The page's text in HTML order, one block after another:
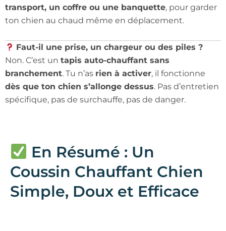
transport, un coffre ou une banquette, pour garder
ton chien au chaud même en déplacement.
Faut-il une prise, un chargeur ou des piles ?
Non. C’est un tapis auto-chauffant sans
branchement. Tu n’as rien à activer, il fonctionne
dès que ton chien s’allonge dessus. Pas d’entretien
spécifique, pas de surchauffe, pas de danger.
En Résumé : Un
Coussin Chauffant Chien
Simple, Doux et Efficace